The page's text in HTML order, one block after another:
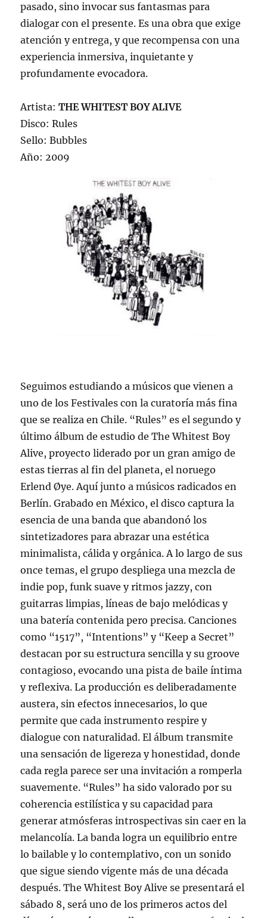
pasado, sino invocar sus fantasmas para
dialogar con el presente. Es una obra que exige
atención y entrega, y que recompensa con una
experiencia inmersiva, inquietante y
profundamente evocadora.
Artista:THE WHITEST BOY ALIVE
Disco: Rules
Sello: Bubbles
Año: 2009
Seguimos estudiando a músicos que vienen a
uno de los Festivales con la curatoría más fina
que se realiza en Chile. “Rules” es el segundo y
último álbum de estudio de The Whitest Boy
Alive, proyecto liderado por un gran amigo de
estas tierras al fin del planeta, el noruego
Erlend Øye. Aquí junto a músicos radicados en
Berlín. Grabado en México, el disco captura la
esencia de una banda que abandonó los
sintetizadores para abrazar una estética
minimalista, cálida y orgánica. A lo largo de sus
once temas, el grupo despliega una mezcla de
indie pop, funk suave y ritmos jazzy, con
guitarras limpias, líneas de bajo melódicas y
una batería contenida pero precisa. Canciones
como “1517”, “Intentions” y “Keep a Secret”
destacan por su estructura sencilla y su groove
contagioso, evocando una pista de baile íntima
y reflexiva. La producción es deliberadamente
austera, sin efectos innecesarios, lo que
permite que cada instrumento respire y
dialogue con naturalidad. El álbum transmite
una sensación de ligereza y honestidad, donde
cada regla parece ser una invitación a romperla
suavemente. “Rules” ha sido valorado por su
coherencia estilística y su capacidad para
generar atmósferas introspectivas sin caer en la
melancolía. La banda logra un equilibrio entre
lo bailable y lo contemplativo, con un sonido
que sigue siendo vigente más de una década
después. The Whitest Boy Alive se presentará el
sábado 8, será uno de los primeros actos del